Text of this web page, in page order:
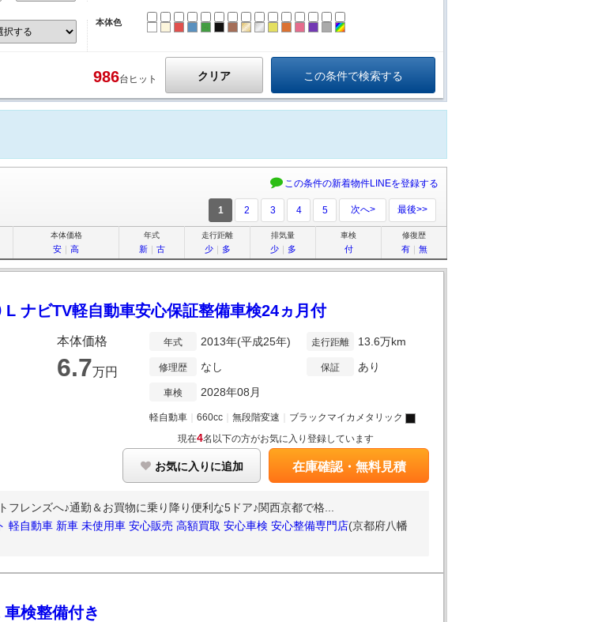
本体色
レッドブルーグリーン
ブラック
ブラウンゴールド パープル
グレー
クリア
986台ヒット
この条件の新着物件LINEを登録する
1 2 3 4 5 次へ> 最後>>
本体価格
安 ｜ 高
年式
新｜ 古
走行距離
少｜ 多
排気量
少｜ 多
車検
付
修復歴
有｜ 無
L ナビTV軽自動車安心保証整備車検24ヵ月付
本体価格
6.7万円
年式 2013年(平成25年)
修理歴 なし
車検 2028年08月
走行距離 13.6万km
保証 あり
軽自動車 660cc 無段階変速
ブラックマイカメタリック
現在4名以下の方がお気に入り登録しています
お気に入りに追加 在庫確認・無料見積
レンズへ♪通勤＆お買物に乗り降り便利な5ドア♪関西京都で格...
自動車 新車 未使用車 安心販売 高額買取 安心車検 安心整備専門店(京都府八幡
検整備付き